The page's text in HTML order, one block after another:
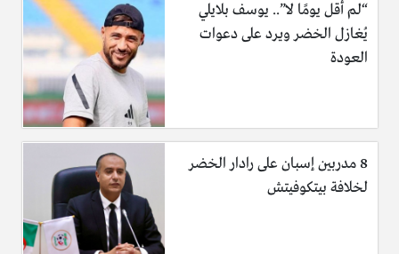
“لم أقل يومًا لا”.. يوسف بلايلي
يُغازل الخضر ويرد على دعوات
العودة
8 مدربين إسبان على رادار الخضر
لخلافة بيتكوفيتش